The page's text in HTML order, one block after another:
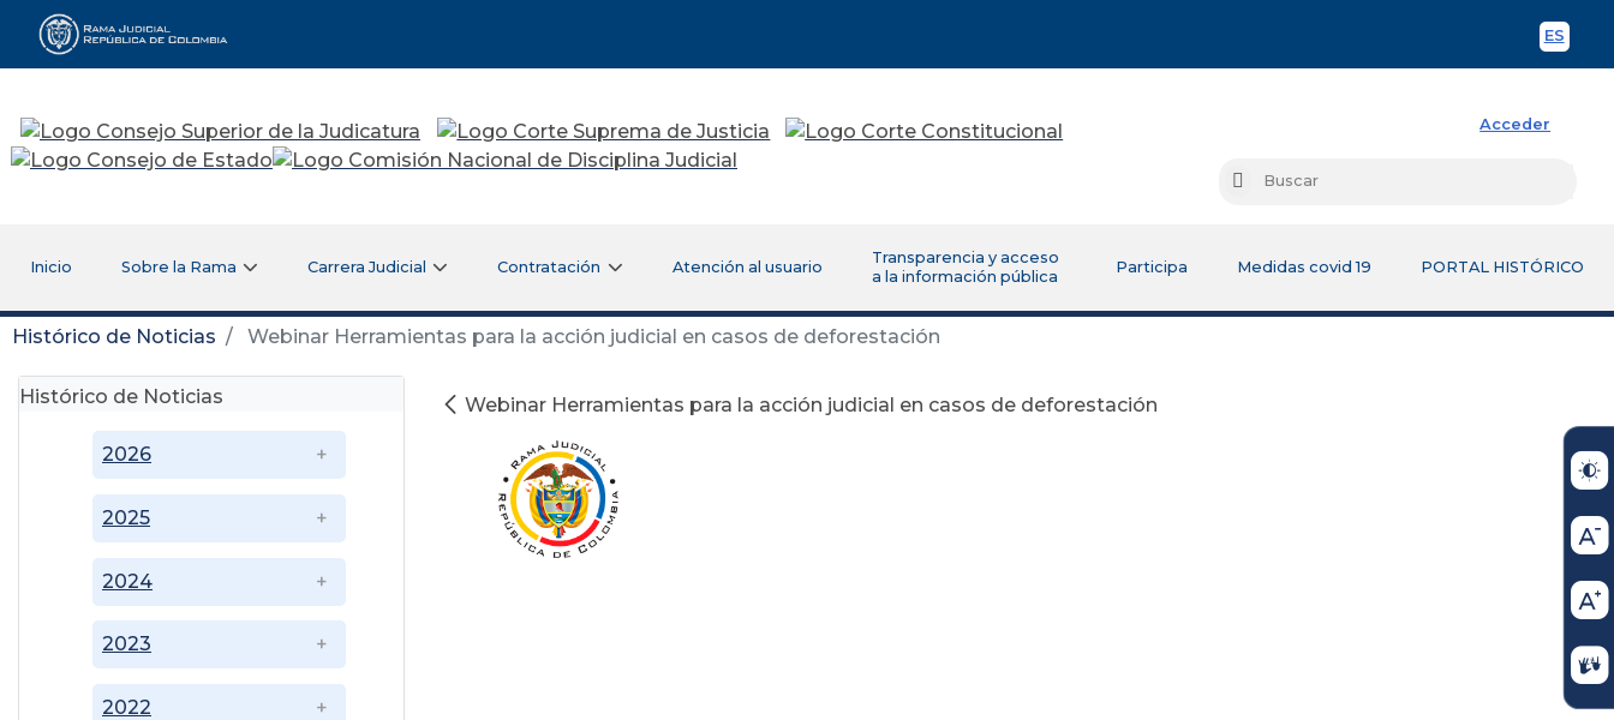
ES
Rama Judicial
Acceder
Buscar
Inicio Sobre la Rama Carrera Judicial Contratación Atención al usuario
Transparencia y acceso
a la información pública
Participa Medidas covid 19 PORTAL HISTÓRICO
Histórico de Noticias Webinar Herramientas para la acción judicial en casos de deforestación
Histórico de Noticias
2022
2023
2024
2025
2026
Webinar Herramientas para la acción judicial en casos de deforestación